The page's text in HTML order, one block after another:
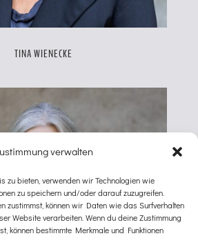
verwalten
zu bieten, verwenden wir Technologien wie
zu speichern und/oder darauf zuzugreifen.
zustimmst, können wir Daten wie das Surfverhalten
Website verarbeiten. Wenn du deine Zustimmung
können bestimmte Merkmale und Funktionen
TINA WIENECKE